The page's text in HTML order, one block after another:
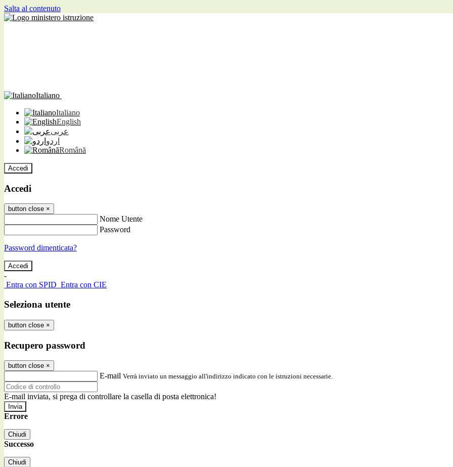
Salta al contenuto
Italiano
Italiano
English
عربى
اردو
Română
Accedi
Accedi
button close ×
Nome Utente
Password
Password dimenticata?
-
Entra con SPID Entra con CIE
Seleziona utente
button close ×
Recupero password
button close ×
E-mail Verrà inviato un messaggio all'indirizzo indicato con le istruzioni necessarie.
E-mail inviata, si prega di controllare la casella di posta elettronica!
Errore
Chiudi
Successo
Chiudi